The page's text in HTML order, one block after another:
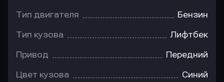
Тип двигателя Бензин
Тип кузова Лифтбек
Привод Передний
Цвет кузова Синий